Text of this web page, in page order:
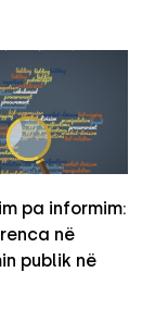
pa informim:
në
publik në